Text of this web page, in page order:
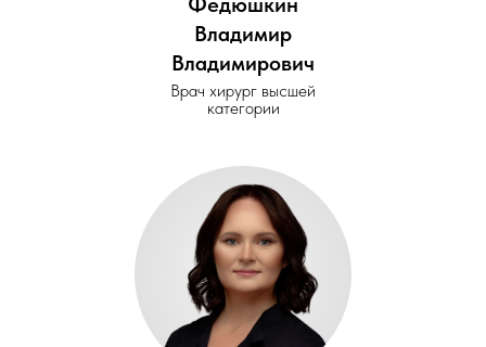
Владимир
Владимирович
Врач хирург высшей
категории